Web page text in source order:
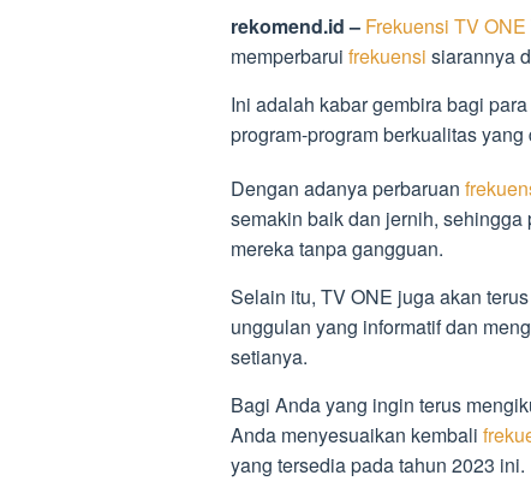
rekomend.id – Frekuensi TV
memperbarui frekuensi siarannya
Ini adalah kabar gembira bagi
program-program berkualitas
Dengan adanya perbaruan
semakin baik dan jernih,
mereka tanpa gangguan.
Selain itu, TV ONE juga akan
unggulan yang informatif dan
setianya.
Bagi Anda yang ingin terus
Anda menyesuaikan kembali
yang tersedia pada tahun 2023 ini.